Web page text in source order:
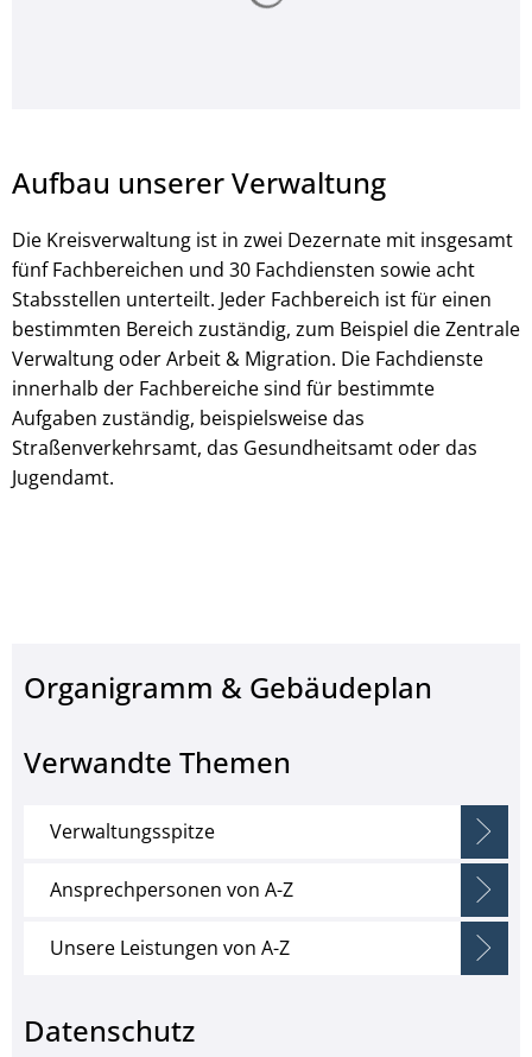
Aufbau unserer Verwaltung
Die Kreisverwaltung ist in zwei Dezernate mit insgesamt
fünf Fachbereichen und 30 Fachdiensten sowie acht
Stabsstellen unterteilt. Jeder Fachbereich ist für einen
bestimmten Bereich zuständig, zum Beispiel die Zentrale
Verwaltung oder Arbeit & Migration. Die Fachdienste
innerhalb der Fachbereiche sind für bestimmte
Aufgaben zuständig, beispielsweise das
Straßenverkehrsamt, das Gesundheitsamt oder das
Jugendamt.
Organigramm & Gebäudeplan
Verwandte Themen
Verwaltungsspitze
Ansprechpersonen von A-Z
Unsere Leistungen von A-Z
Datenschutz